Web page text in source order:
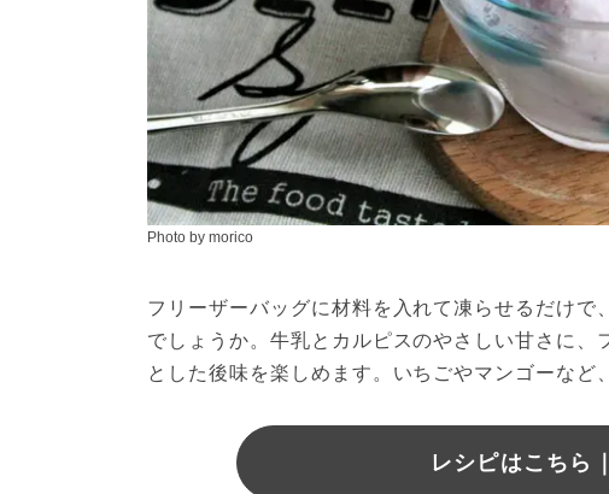
Photo by morico
フリーザーバッグに材料を入れて凍らせるだけ
でしょうか。牛乳とカルピスのやさしい甘さに、
とした後味を楽しめます。いちごやマンゴーなど
レシピはこちら